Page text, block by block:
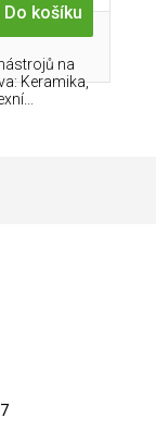
Do košíku
na
Keramika,